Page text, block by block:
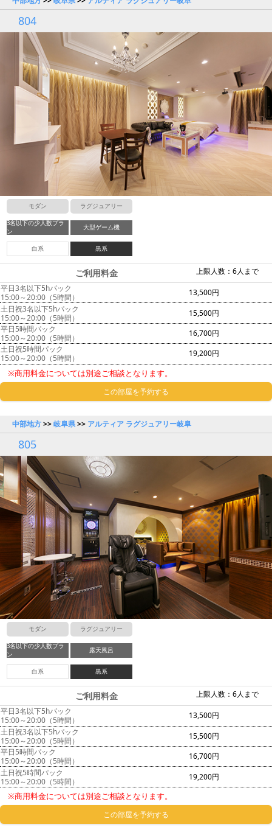
804
モダン ラグジュアリー
3名以下の少人数プラ
ン
大型ゲーム機
白系 黒系
上限人数：6人まで
ご利用料金
平日3名以下5hパック
15:00～20:00（5時間）
13,500円
土日祝3名以下5hパック
15:00～20:00（5時間）
15,500円
平日5時間パック
15:00～20:00（5時間）
16,700円
土日祝5時間パック
15:00～20:00（5時間）
19,200円
※商用料金については別途ご相談となります。
この部屋を予約する
中部地方>>岐阜県>> アルティア ラグジュアリー岐阜
805
モダン ラグジュアリー
3名以下の少人数プラ
ン
露天風呂
白系 黒系
上限人数：6人まで
ご利用料金
平日3名以下5hパック
15:00～20:00（5時間）
13,500円
土日祝3名以下5hパック
15:00～20:00（5時間）
15,500円
平日5時間パック
15:00～20:00（5時間）
16,700円
土日祝5時間パック
15:00～20:00（5時間）
19,200円
※商用料金については別途ご相談となります。
この部屋を予約する